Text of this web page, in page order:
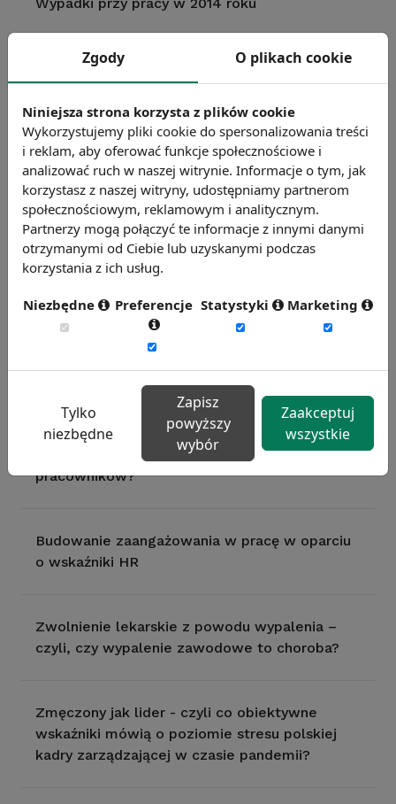
Bezpieczeństwo i higiena pracy – Polska na tle
Unii Europejskiej
Warunki pracy w Polsce
Czym jest mobbing i jak odbija się na
efektywności firmy?
Obciążenie pracą a efektywność
Na co uważać badając w firmie tematy
Jak radzić sobie z absencją wśród
pracowników?
Budowanie zaangażowania w pracę w oparciu
o wskaźniki HR
Zwolnienie lekarskie z powodu wypalenia –
czyli, czy wypalenie zawodowe to choroba?
Zmęczony jak lider - czyli co obiektywne
wskaźniki mówią o poziomie stresu polskiej
kadry zarządzającej w czasie pandemii?
Zgody O plikach cookie
Niniejsza strona korzysta z plików cookie
Wykorzystujemy pliki cookie do spersonalizowania treści
i reklam, aby oferować funkcje społecznościowe i
analizować ruch w naszej witrynie. Informacje o tym, jak
korzystasz z naszej witryny, udostępniamy partnerom
społecznościowym, reklamowym i analitycznym.
Partnerzy mogą połączyć te informacje z innymi danymi
otrzymanymi od Ciebie lub uzyskanymi podczas
korzystania z ich usług.
Niezbędne Preferencje Statystyki Marketing
Tylko
niezbędne
Zapisz
powyższy
wybór
Zaakceptuj
wszystkie